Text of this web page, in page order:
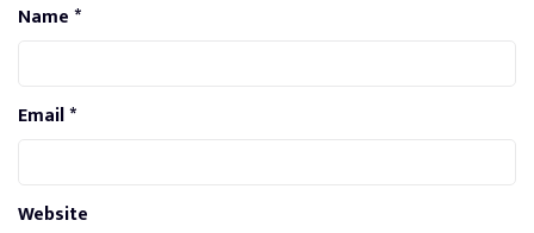
Name*
Email*
Website